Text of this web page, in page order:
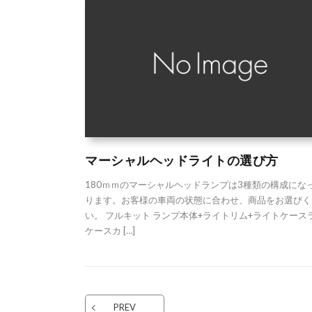
マーシャルヘッドライトの選び方
180ｍｍのマーシャルヘッドランプは3種類の構成にな
ります。お客様の車両の状態に合わせ、商品をお選びく
い。 フルキット ランプ本体+ライトリム+ライトケース
ケースカ […]
PREV